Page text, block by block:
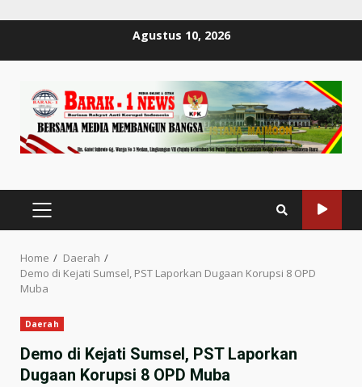
Agustus 10, 2026
PRIMARY
MENU
Home
Daerah
Demo di Kejati Sumsel, PST Laporkan Dugaan Korupsi 8 OPD
Muba
Daerah
Demo di Kejati Sumsel, PST Laporkan
Dugaan Korupsi 8 OPD Muba